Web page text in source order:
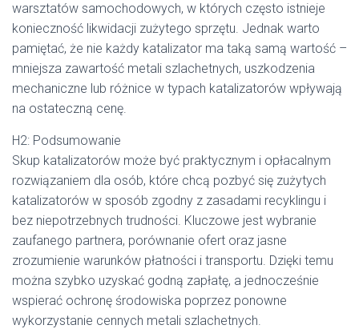
warsztatów samochodowych, w których często istnieje
konieczność likwidacji zużytego sprzętu. Jednak warto
pamiętać, że nie każdy katalizator ma taką samą wartość –
mniejsza zawartość metali szlachetnych, uszkodzenia
mechaniczne lub różnice w typach katalizatorów wpływają
na ostateczną cenę.
H2: Podsumowanie
Skup katalizatorów może być praktycznym i opłacalnym
rozwiązaniem dla osób, które chcą pozbyć się zużytych
katalizatorów w sposób zgodny z zasadami recyklingu i
bez niepotrzebnych trudności. Kluczowe jest wybranie
zaufanego partnera, porównanie ofert oraz jasne
zrozumienie warunków płatności i transportu. Dzięki temu
można szybko uzyskać godną zapłatę, a jednocześnie
wspierać ochronę środowiska poprzez ponowne
wykorzystanie cennych metali szlachetnych.